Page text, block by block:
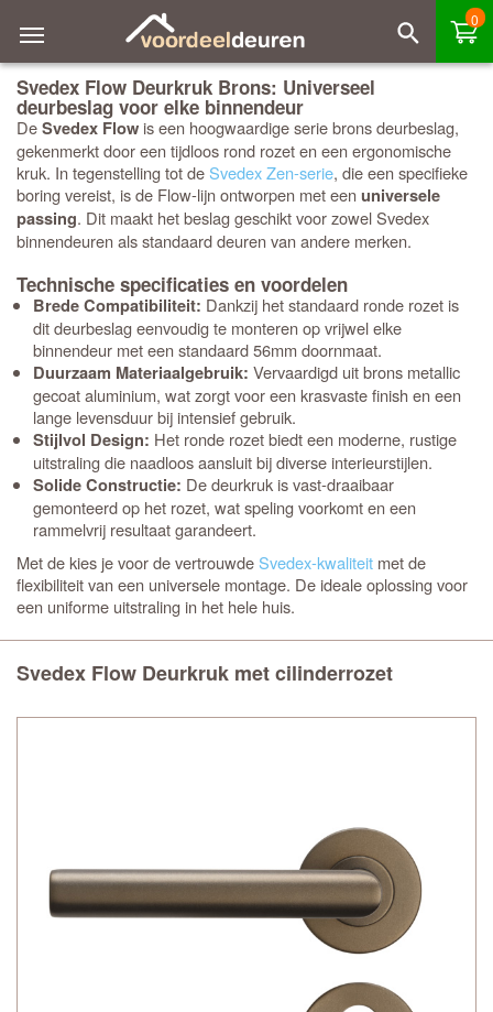
0
Svedex Flow Deurkruk Brons: Universeel
deurbeslag voor elke binnendeur
DeSvedex Flow is een hoogwaardige serie brons deurbeslag,
gekenmerkt door een tijdloos rond rozet en een ergonomische
kruk. In tegenstelling tot deSvedex Zen-serie, die een specifieke
boring vereist, is de Flow-lijn ontworpen met eenuniversele
passing. Dit maakt het beslag geschikt voor zowel Svedex
binnendeuren als standaard deuren van andere merken.
Technische specificaties en voordelen
Brede Compatibiliteit: Dankzij het standaard ronde rozet is
dit deurbeslag eenvoudig te monteren op vrijwel elke
binnendeur met een standaard 56mm doornmaat.
Duurzaam Materiaalgebruik: Vervaardigd uit brons metallic
gecoat aluminium, wat zorgt voor een krasvaste finish en een
lange levensduur bij intensief gebruik.
Stijlvol Design: Het ronde rozet biedt een moderne, rustige
uitstraling die naadloos aansluit bij diverse interieurstijlen.
Solide Constructie: De deurkruk is vast-draaibaar
gemonteerd op het rozet, wat speling voorkomt en een
rammelvrij resultaat garandeert.
Met dekies je voor de vertrouwdeSvedex-kwaliteit met de
flexibiliteit van een universele montage. De ideale oplossing voor
een uniforme uitstraling in het hele huis.
Svedex Flow Deurkruk met cilinderrozet